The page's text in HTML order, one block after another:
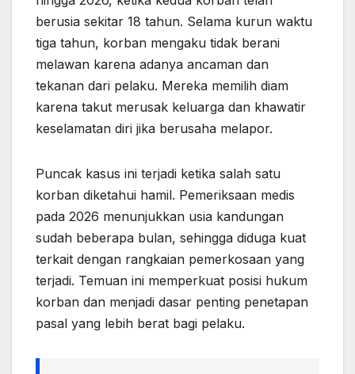
berusia sekitar 18 tahun. Selama kurun waktu
tiga tahun, korban mengaku tidak berani
melawan karena adanya ancaman dan
tekanan dari pelaku. Mereka memilih diam
karena takut merusak keluarga dan khawatir
keselamatan diri jika berusaha melapor.
Puncak kasus ini terjadi ketika salah satu
korban diketahui hamil. Pemeriksaan medis
pada 2026 menunjukkan usia kandungan
sudah beberapa bulan, sehingga diduga kuat
terkait dengan rangkaian pemerkosaan yang
terjadi. Temuan ini memperkuat posisi hukum
korban dan menjadi dasar penting penetapan
pasal yang lebih berat bagi pelaku.